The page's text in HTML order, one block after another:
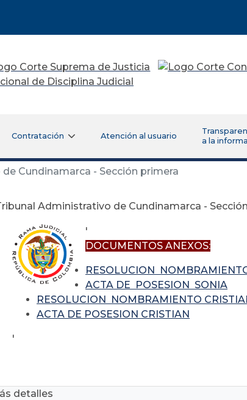
Contratación Atención al usuario
a la
Cundinamarca - Sección primera
Administrativo de Cundinamarca -
'
DOCUMENTOS ANEXOS:
RESOLUCION
ACTA DE POSESION SONIA
RESOLUCION NOMBRAMIENTO
ACTA DE POSESION CRISTIAN
'
detalles